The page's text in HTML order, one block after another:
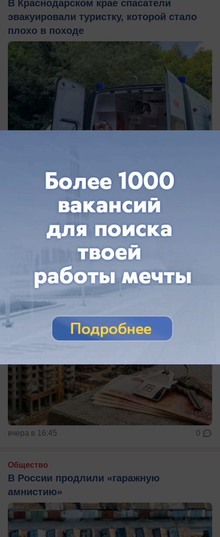
В Краснодарском крае спасатели
эвакуировали туристку, которой стало
плохо в походе
Общество
Кубань оказалась в числе самых
проблемных регионов по ипотеке
вчера в 16:45 0
Общество
В России продлили «гаражную
амнистию»